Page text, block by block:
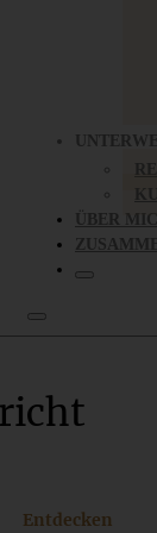
ÜBER
Entdecken